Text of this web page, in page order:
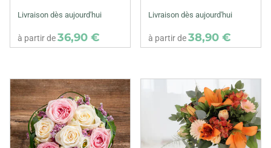
Livraison dès aujourd'hui
à partir de36,90 €
Livraison dès aujourd'hui
à partir de38,90 €